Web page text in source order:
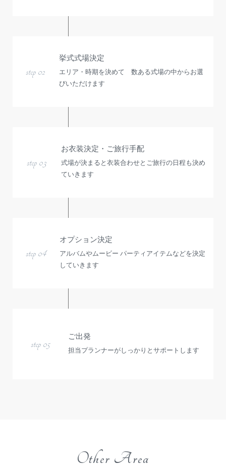
step 02
挙式式場決定
エリア・時期を決めて 数ある式場の中からお選
びいただけます
step 03
お衣装決定・ご旅行手配
式場が決まると衣装合わせとご旅行の日程も決め
ていきます
step 04
オプション決定
アルバムやムービー パーティアイテムなどを決定
していきます
step 05
ご出発
担当プランナーがしっかりとサポートします
Other Area